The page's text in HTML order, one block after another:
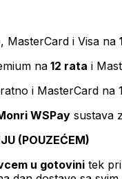
MasterCard i Visa na
na 12 rata i
i MasterCard na
WSPay sustava
(POUZEĆEM)
u gotovini tek